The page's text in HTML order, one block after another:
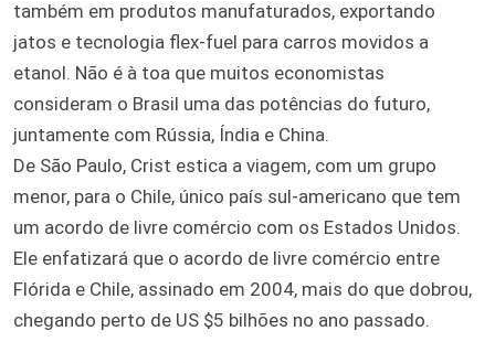
também em produtos manufaturados, exportando
jatos e tecnologia flex-fuel para carros movidos a
etanol. Não é à toa que muitos economistas
consideram o Brasil uma das potências do futuro,
juntamente com Rússia, Índia e China.
De São Paulo, Crist estica a viagem, com um grupo
menor, para o Chile, único país sul-americano que tem
um acordo de livre comércio com os Estados Unidos.
Ele enfatizará que o acordo de livre comércio entre
Flórida e Chile, assinado em 2004, mais do que dobrou,
chegando perto de US $5 bilhões no ano passado.